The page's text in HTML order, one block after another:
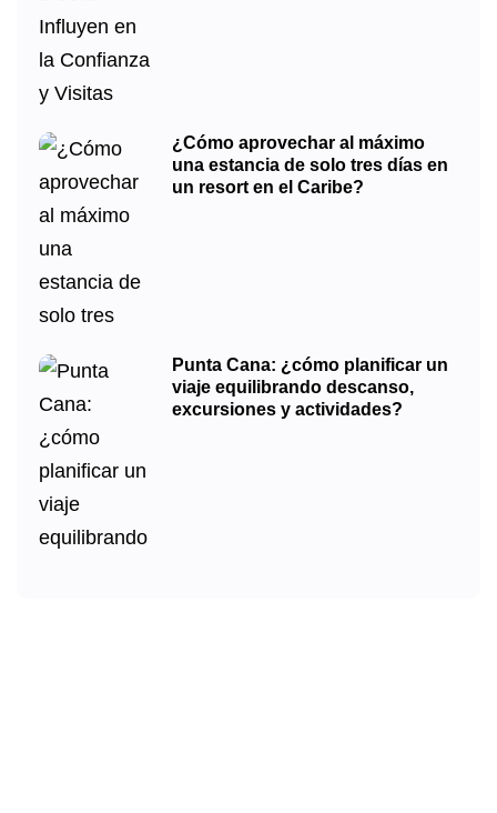
¿Cómo aprovechar al máximo
una estancia de solo tres días en
un resort en el Caribe?
Punta Cana: ¿cómo planificar un
viaje equilibrando descanso,
excursiones y actividades?